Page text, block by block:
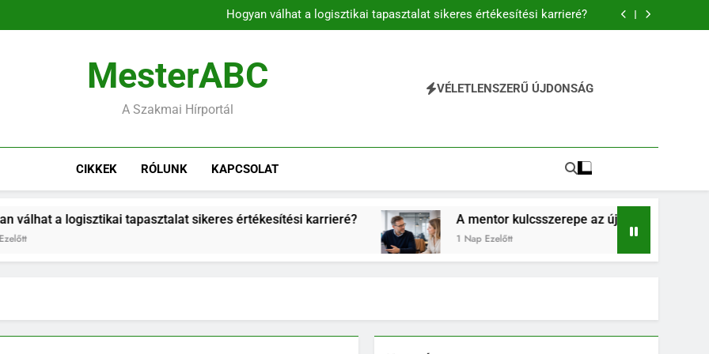
gyakorlatban
Hogyan válhat a logisztikai tapasztalat sikeres értékesítési karrieré?
A mentor kulcsszerepe az új munkavállalók sikeres beilleszkedésében
Hogyan válhat a logisztikai tapasztalat sikeres értékesítési karrieré?
A mentor kulcsszerepe az új munkavállalók sikeres beilleszkedésében
MesterABC
A Szakmai Hírportál
VÉLETLENSZERŰ ÚJDONSÁG
CIKKEK RÓLUNK KAPCSOLAT
tapasztalat sikeres értékesítési karrieré? A mentor kulcsszerepe az új munkavállalók sikeres
1 Nap Ezelőtt